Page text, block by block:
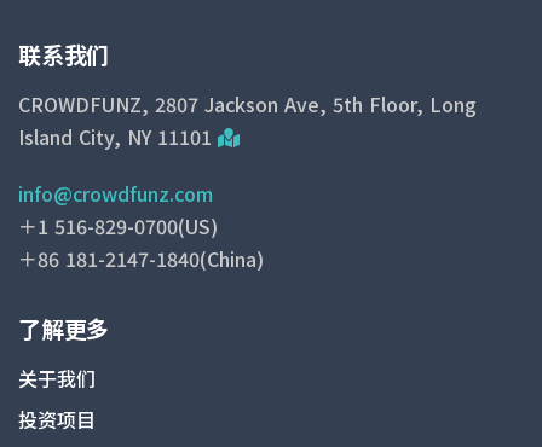
联系我们
CROWDFUNZ, 2807 Jackson Ave, 5th Floor, Long
Island City, NY 11101
info@crowdfunz.com
＋1 516-829-0700(US)
＋86 181-2147-1840(China)
了解更多
关于我们
投资项目